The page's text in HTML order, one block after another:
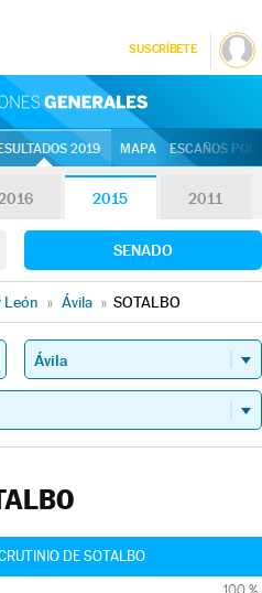
SUSCRÍBETE
2019 MAPA ESCAÑOS
2015 2011
SENADO
León » Ávila » SOTALBO
DE SOTALBO